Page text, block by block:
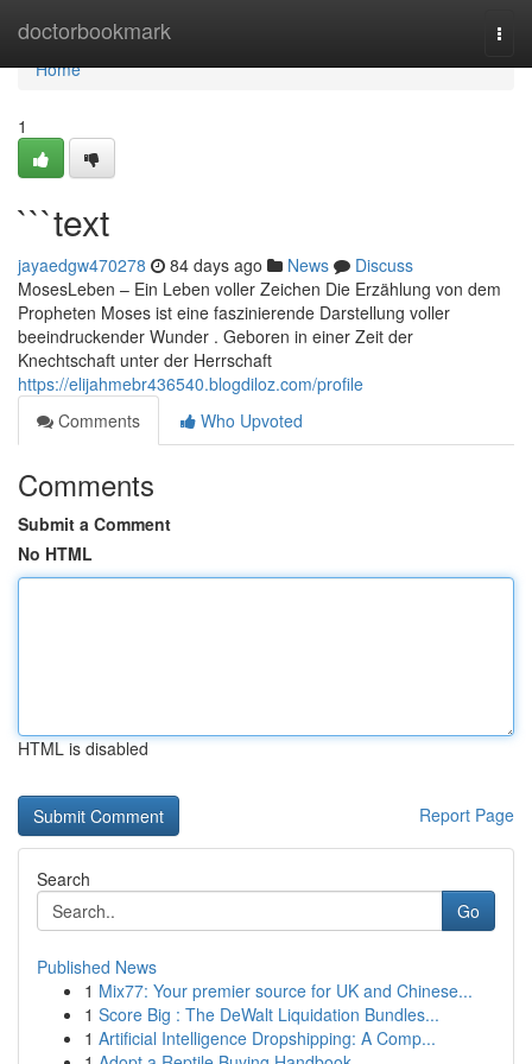
doctorbookmark
Home
Home
1
```text
jayaedgw470278 84 days ago News
Discuss
MosesLeben – Ein Leben voller Zeichen Die Erzählung von dem
Propheten Moses ist eine faszinierende Darstellung voller
beeindruckender Wunder . Geboren in einer Zeit der
Knechtschaft unter der Herrschaft
https://elijahmebr436540.blogdiloz.com/profile
Comments
Who Upvoted
Comments
Submit a Comment
No HTML
HTML is disabled
Report Page
Search
Go
Published News
1 Mix77: Your premier source for UK and Chinese...
1 Score Big : The DeWalt Liquidation Bundles...
1 Artificial Intelligence Dropshipping: A Comp...